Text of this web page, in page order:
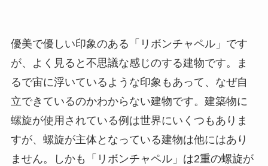
優美で優しい印象のある「リボンチャペル」です
が、よく見ると不思議な感じのする建物です。ま
るで宙に浮いているような印象もあって、なぜ自
立できているのかわからない建物です。建築物に
螺旋が使用されている例は世界にいくつもありま
すが、螺旋が主体となっている建物は他にはあり
ません。しかも「リボンチャペル」は2重の螺旋が